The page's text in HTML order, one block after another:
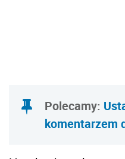
Polecamy:
komentarzem